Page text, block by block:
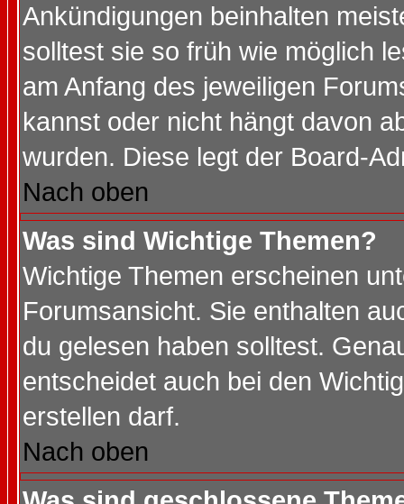
Ankündigungen beinhalten
solltest sie so früh wie möglich
am Anfang des jeweiligen
kannst oder nicht hängt davon
wurden. Diese legt der Board-
Nach oben
Was sind Wichtige Themen?
Wichtige Themen erscheinen
Forumsansicht. Sie enthalten
du gelesen haben solltest.
entscheidet auch bei den
erstellen darf.
Nach oben